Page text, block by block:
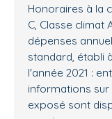
Honoraires à la
C, Classe climat
dépenses
standard, établi
l'année 2021 :
informations sur
exposé sont